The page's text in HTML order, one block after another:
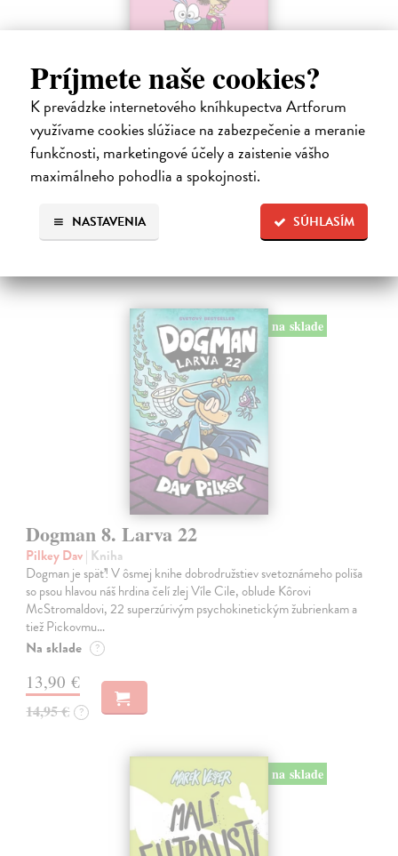
Príjmete naše cookies?
K prevádzke internetového kníhkupectva Artforum
využívame cookies slúžiace na zabezpečenie a meranie
funkčnosti, marketingové účely a zaistenie vášho
maximálneho pohodlia a spokojnosti.
SÚHLASÍM
NASTAVENIA
Ariol 4
Guibert Emmanuel
| Kniha
PEŤULA je krásna a ako pekne vonia! Ariol sedí v triede rovno za ňou
a vo svojich myšlienkach ju zasýpa komplimentami. Dokonca si
predstavuje, ako jej hovorí, že ju miluje.
17,10 €
na sklade
Dogman 8. Larva 22
Pilkey Dav| Kniha
Dogman je späť! V ôsmej knihe dobrodružstiev svetoznámeho poliša
so psou hlavou náš hrdina čelí zlej Víle Cile, oblude Kôrovi
McStromaldovi, 22 superzúrivým psychokinetickým žubrienkam a
tiež Pickovmu…
Na sklade ?
13,90 €
14,95 € ?
na sklade